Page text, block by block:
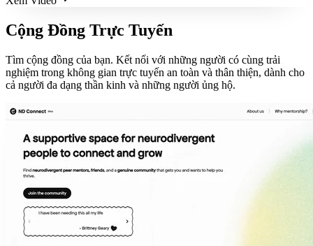
Cộng Đồng Trực Tuyến
Tìm cộng đồng của bạn. Kết nối với những người có cùng trải
nghiệm trong không gian trực tuyến an toàn và thân thiện, dành cho
cả người đa dạng thần kinh và những người ủng hộ.